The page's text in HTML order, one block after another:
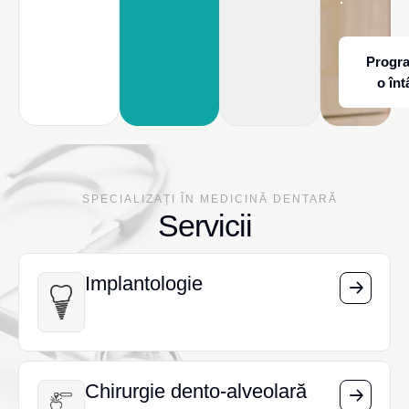
o
SPECIALIZAȚI ÎN MEDICINĂ DENTARĂ
Servicii
Implantologie
Implantologie
Chirurgie dento-alveolară
Chirurgie dento-alveolară